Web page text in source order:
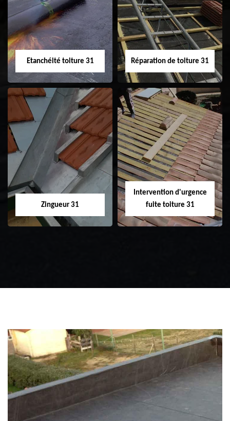
31
demoussage de
toiture 31
Etanchéité toiture 31
Etanchéité toiture
31
Réparation de toiture 31
Réparation de
toiture 31
Zingueur 31
Intervention d'urgence
fuite toiture 31